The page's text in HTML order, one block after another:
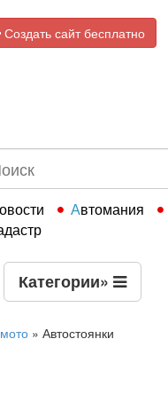
Создать сайт бесплатно
Новости
Автомания
Категории»
» Автостоянки